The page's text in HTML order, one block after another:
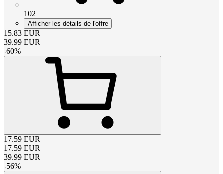
102
Afficher les détails de l'offre
15.83 EUR
39.99 EUR
-60%
17.59 EUR
17.59 EUR
39.99 EUR
-56%